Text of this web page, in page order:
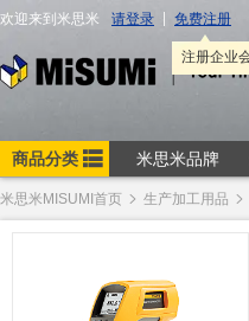
米思米MISUMI首页 生产加工用品